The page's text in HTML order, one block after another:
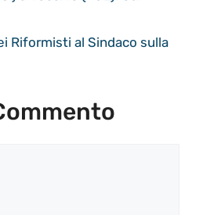
Riformisti al Sindaco sulla